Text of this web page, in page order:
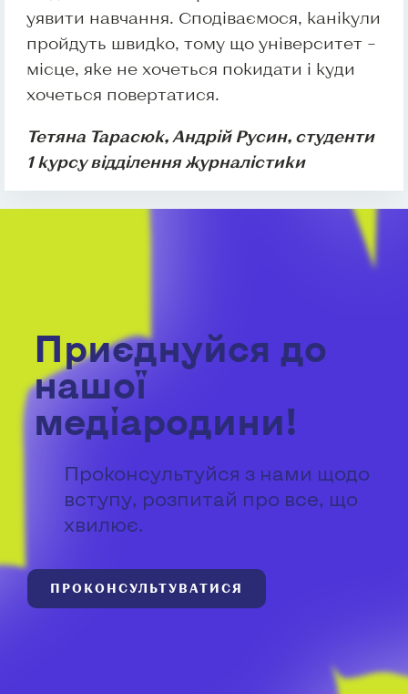
уявити навчання. Сподіваємося, канікули
пройдуть швидко, тому що університет –
місце, яке не хочеться покидати і куди
хочеться повертатися.
Тетяна Тарасюк, Андрій Русин, студенти
1 курсу відділення журналістики
Приєднуйся до
нашої
медіародини!
Проконсультуйся з нами щодо
вступу, розпитай про все, що
хвилює.
ПРОКОНСУЛЬТУВАТИСЯ